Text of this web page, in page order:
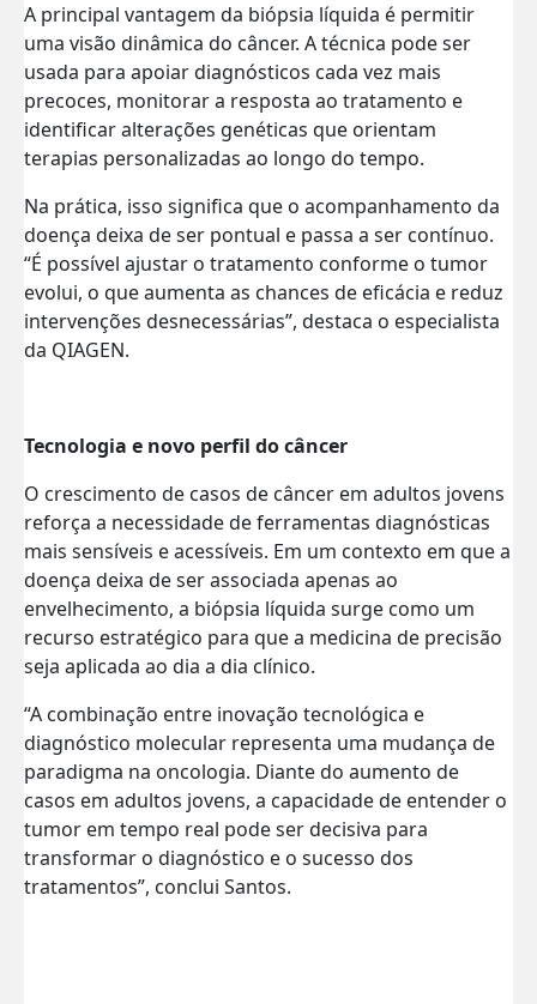
A principal vantagem da biópsia líquida é permitir
uma visão dinâmica do câncer. A técnica pode ser
usada para apoiar diagnósticos cada vez mais
precoces, monitorar a resposta ao tratamento e
identificar alterações genéticas que orientam
terapias personalizadas ao longo do tempo.
Na prática, isso significa que o acompanhamento da
doença deixa de ser pontual e passa a ser contínuo.
“É possível ajustar o tratamento conforme o tumor
evolui, o que aumenta as chances de eficácia e reduz
intervenções desnecessárias”, destaca o especialista
da QIAGEN.
Tecnologia e novo perfil do câncer
O crescimento de casos de câncer em adultos jovens
reforça a necessidade de ferramentas diagnósticas
mais sensíveis e acessíveis. Em um contexto em que a
doença deixa de ser associada apenas ao
envelhecimento, a biópsia líquida surge como um
recurso estratégico para que a medicina de precisão
seja aplicada ao dia a dia clínico.
“A combinação entre inovação tecnológica e
diagnóstico molecular representa uma mudança de
paradigma na oncologia. Diante do aumento de
casos em adultos jovens, a capacidade de entender o
tumor em tempo real pode ser decisiva para
transformar o diagnóstico e o sucesso dos
tratamentos”, conclui Santos.